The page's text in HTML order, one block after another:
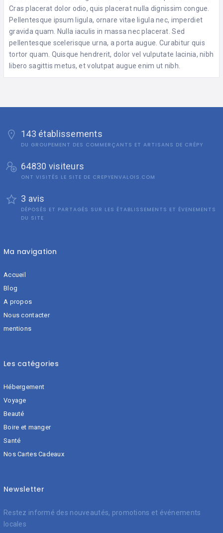
Cras placerat dolor odio, quis placerat nulla dignissim congue.
Pellentesque ipsum ligula, ornare vitae ligula nec, imperdiet
gravida quam. Nulla iaculis in massa nec placerat. Sed
pellentesque scelerisque urna, a porta augue. Curabitur quis
tortor quam. Quisque hendrerit, dolor vel vulputate lacinia, nibh
libero sagittis metus, et volutpat augue enim ut nibh.
143 établissements
DU GROUPEMENT DES COMMERÇANTS ET ARTISANS DE CRÉPY
64830 visiteurs
ONT VISITÉS LE SITE DE CREPYENVALOIS.COM
3 avis
DÉPOSÉS ET PARTAGÉS SUR LES ÉTABLISSEMENTS ET ÉVENEMENTS
DU SITE
Ma navigation
Accueil
Blog
A propos
Nous contacter
mentions
Les catégories
Hébergement
Voyage
Beauté
Boire et manger
Santé
Nos Cartes Cadeaux
Newsletter
Restez informé des nouveautés, promotions et événements
locales